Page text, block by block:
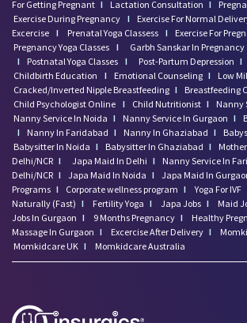
For Getting Pregnant I Lactation Consultation I
Exercise During Pregnancy I Exercise For Normal
Excercise I Prenatal Yoga Classess I Exercise For
Pregnancy Yoga Classes I Garbh Sanskar In Pregnancy
I
Postnatal Yoga Classes I Post-Partum Depression I
Childbirth Education
I Emotional Counseling I Low
Cracked/Inverted Nipple Breastfeeding I Breastfeeding
Child Psychologist Online I Child Nutritionist I Nanny
Nanny Service In Noida I Nanny Service In Gurgaon I
I
Nanny In Faridabad I Nanny In Ghaziabad I
Babysitter In Noida I Babysitter In Ghaziabad I
Delhi/NCR I Japa Maid In Delhi I Nanny Service In
Delhi/NCR I Japa Maid In Noida I Japa Maid In
Programs I Corporate wellness program I Yoga For IVF
Naturally (Fast) I Fertility Yoga I Japa Jobs I Maid
Jobs In Gurgaon I 9 Months Pregnancy I Healthy
Massage In Gurgaon I Excercise After Delivery I
Momkidcare UK I Momkidcare Australia